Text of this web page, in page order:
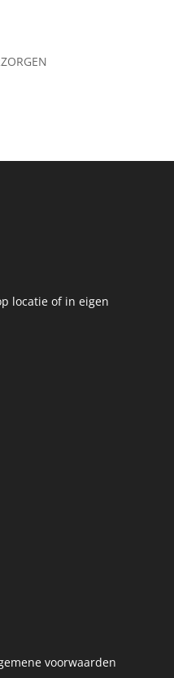
locatie of in eigen
voorwaarden